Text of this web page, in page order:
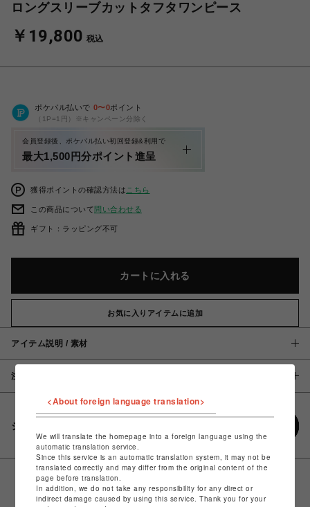
ロングスリーブカットタフタワンピース
￥19,800 税込
ポケパル払いで 0〜0ポイント
（1P=1円）※キャンペーン分除く
会員登録後、ポケパル払い初回登録&利用で
最大1,500円分ポイント進呈
獲得ポイントの確認方法は こちら
この商品について問い合わせる
ギフト：ラッピング不可
カートに入れる
お気に入りアイテムに追加
アイテム説明 / 素材
注意事項
シェアする
<About foreign language translation>
We will translate the homepage into a foreign language using the
automatic translation service.
Since this service is an automatic translation system, it may not be
translated correctly and may differ from the original content of the
page before translation.
In addition, we do not take any responsibility for any direct or
indirect damage caused by using this service. Thank you for your